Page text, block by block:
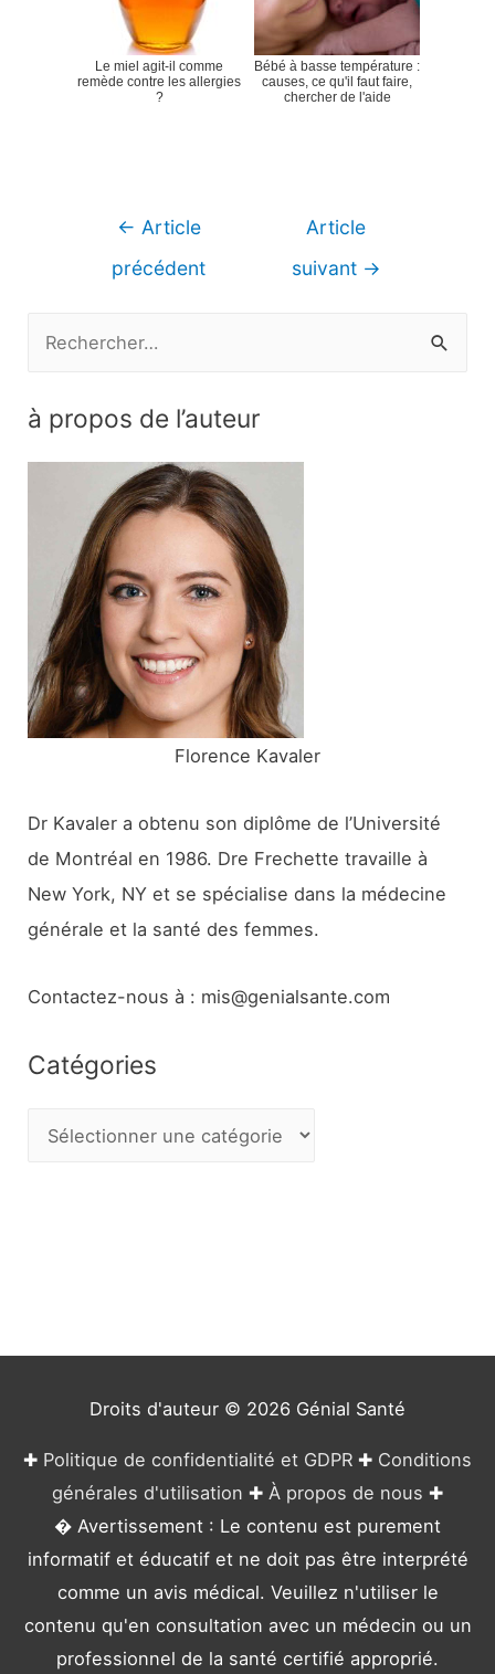
Le miel agit-il comme
remède contre les allergies
?
Bébé à basse température :
causes, ce qu'il faut faire,
chercher de l'aide
Navigation
← Article
précédent
Article
suivant →
h
:
à propos de l’auteur
Florence Kavaler
Dr Kavaler a obtenu son diplôme de l’Université
de Montréal en 1986. Dre Frechette travaille à
New York, NY et se spécialise dans la médecine
générale et la santé des femmes.
Contactez-nous à : mis@genialsante.com
Catégories
Droits d'auteur © 2026 Génial Santé
✚ Politique de confidentialité et GDPR ✚ Conditions
générales d'utilisation ✚ À propos de nous ✚
� Avertissement : Le contenu est purement
informatif et éducatif et ne doit pas être interprété
comme un avis médical. Veuillez n'utiliser le
contenu qu'en consultation avec un médecin ou un
professionnel de la santé certifié approprié.